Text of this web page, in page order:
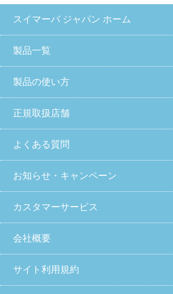
スイマーバ ジャパン ホーム
製品一覧
製品の使い方
正規取扱店舗
よくある質問
お知らせ・キャンペーン
カスタマーサービス
会社概要
サイト利用規約